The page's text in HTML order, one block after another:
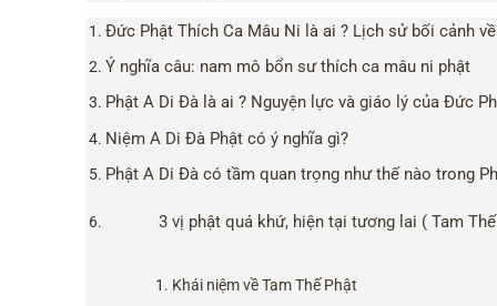
Đức Phật Thích Ca Mâu Ni là ai ? Lịch sử bối cảnh
Ý nghĩa câu: nam mô bổn sư thích ca mâu ni phật
Phật A Di Đà là ai ? Nguyện lực và giáo lý của Đức
Niệm A Di Đà Phật có ý nghĩa gì?
Phật A Di Đà có tầm quan trọng như thế nào trong
3 vị phật quá khứ, hiện tại tương lai ( Tam
Khái niệm về Tam Thế Phật